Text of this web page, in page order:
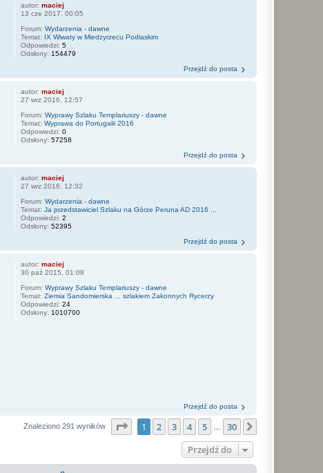
autor:maciej
13 cze 2017, 00:05
Forum:Wydarzenia - dawne
Temat: IX Wiwaty w Miedzyrzecu Podlaskim
Odpowiedzi:5
Odsłony: 154479
Przejdź do posta
autor:maciej
27 wrz 2016, 12:57
Forum:Wyprawy Szlaku Templariuszy - dawne
Temat:Wyprawa do Portugalii 2016
Odpowiedzi:0
Odsłony:57258
Przejdź do posta
autor:maciej
27 wrz 2016, 12:32
Forum:Wydarzenia - dawne
Temat:Ja przedstawiciel Szlaku na Górze Peruna AD 2016 ...
Odpowiedzi:2
Odsłony:52395
Przejdź do posta
autor:maciej
30 paź 2015, 01:08
Forum:Wyprawy Szlaku Templariuszy - dawne
Temat:Ziemia Sandomierska ... szlakiem Zakonnych Rycerzy
Odpowiedzi:24
Odsłony: 1010700
Przejdź do posta
Znaleziono 291 wyników Strona1 30
1 2 3 4 5 30
Przejdź do